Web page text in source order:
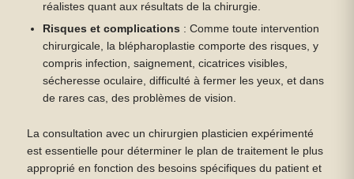
réalistes quant aux résultats de la chirurgie.
Risques et complications : Comme toute intervention
chirurgicale, la blépharoplastie comporte des risques, y
compris infection, saignement, cicatrices visibles,
sécheresse oculaire, difficulté à fermer les yeux, et dans
de rares cas, des problèmes de vision.
La consultation avec un chirurgien plasticien expérimenté
est essentielle pour déterminer le plan de traitement le plus
approprié en fonction des besoins spécifiques du patient et